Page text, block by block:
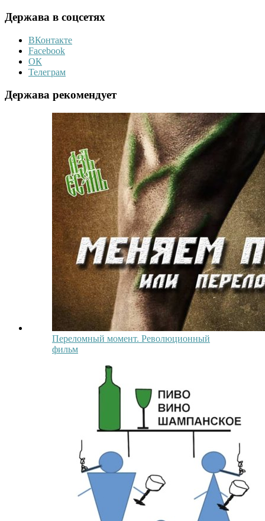
Держава в соцсетях
ВКонтакте
Facebook
ОК
Телеграм
Держава рекомендует
Переломный момент. Революционный
фильм